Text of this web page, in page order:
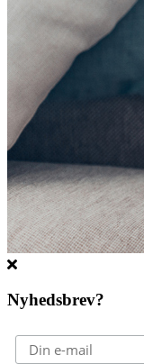
Nyhedsbrev?